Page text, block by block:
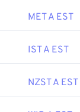
MET A EST
IST A EST
NZST A EST